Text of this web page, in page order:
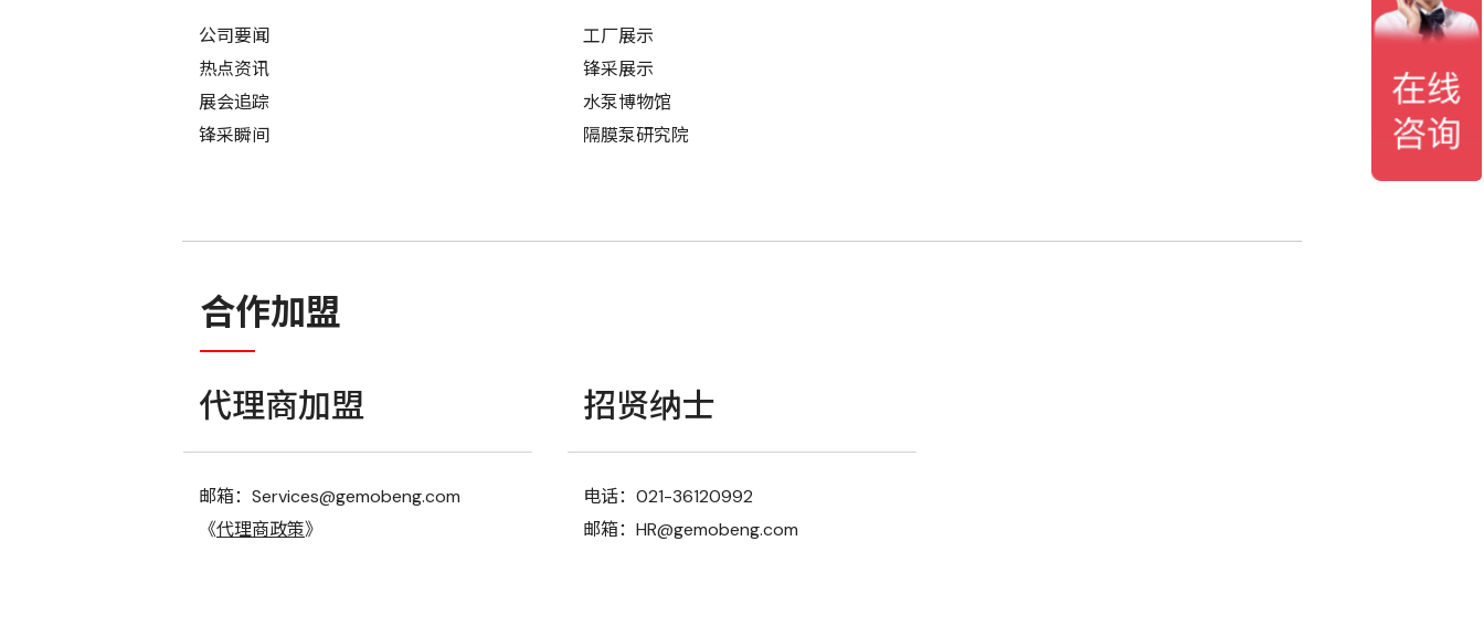
公司要闻
热点资讯
展会追踪
锋采瞬间
工厂展示
锋采展示
水泵博物馆
隔膜泵研究院
合作加盟
代理商加盟
邮箱：Services@gemobeng.com
《代理商政策》
招贤纳士
电话：021-36120992
邮箱：HR@gemobeng.com